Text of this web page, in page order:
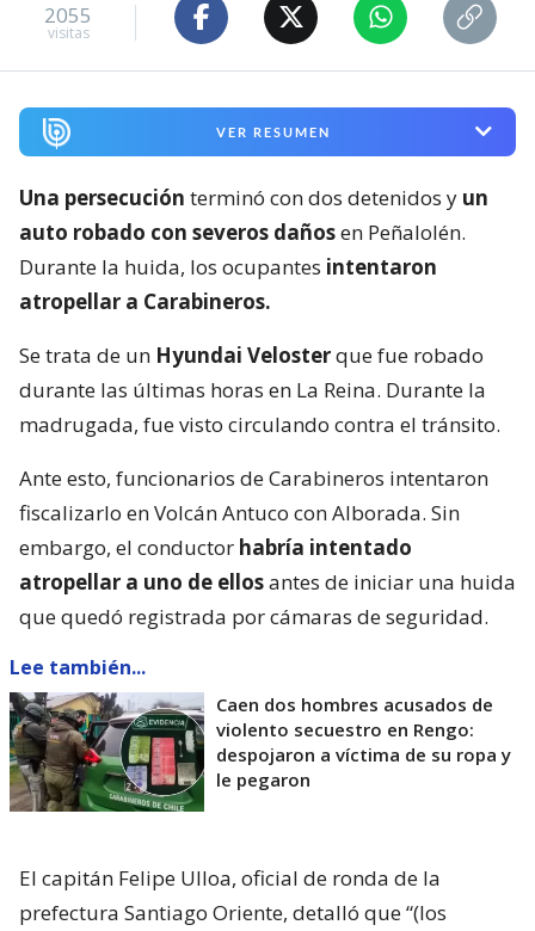
2055
visitas
VER RESUMEN
Una persecución terminó con dos detenidos y un
auto robado con severos dañosen Peñalolén.
Durante la huida, los ocupantes intentaron
atropellar a Carabineros.
Se trata de un Hyundai Velosterque fue robado
durante las últimas horas en La Reina. Durante la
madrugada, fue visto circulando contra el tránsito.
Ante esto, funcionarios de Carabineros intentaron
fiscalizarlo en Volcán Antuco con Alborada. Sin
embargo, el conductor habría intentado
atropellar a uno de ellosantes de iniciar una huida
que quedó registrada por cámaras de seguridad.
Lee también...
Caen dos hombres acusados de
violento secuestro en Rengo:
despojaron a víctima de su ropa y
le pegaron
El capitán Felipe Ulloa, oficial de ronda de la
prefectura Santiago Oriente, detalló que “(los